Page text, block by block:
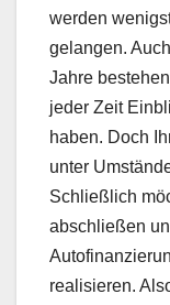
werden
gelangen.
Jahre
jeder Zeit
haben. Doch
unter
Schließlich
abschließen
realisieren.